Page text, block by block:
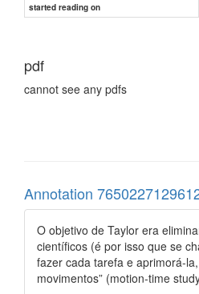
started reading on
pdf
cannot see any pdfs
Annotation
O objetivo de Taylor era
científicos (é por isso que se
fazer cada tarefa e aprimorá-
movimentos” (motion-time